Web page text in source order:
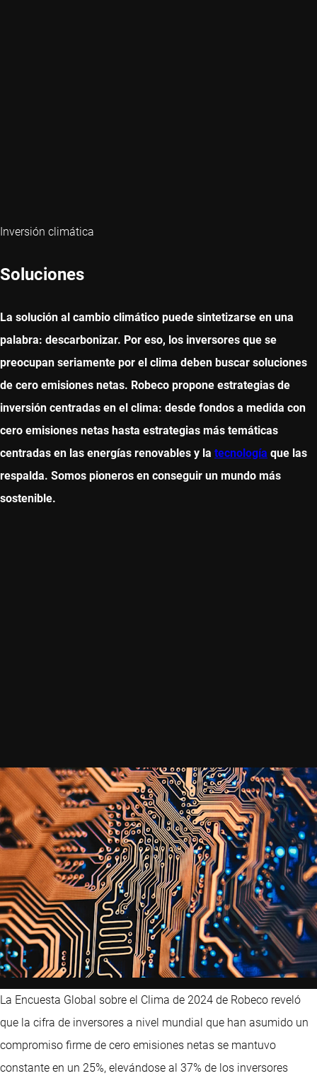
Inversión climática
Soluciones
La solución al cambio climático puede sintetizarse en una
palabra: descarbonizar. Por eso, los inversores que se
preocupan seriamente por el clima deben buscar soluciones
de cero emisiones netas. Robeco propone estrategias de
inversión centradas en el clima: desde fondos a medida con
cero emisiones netas hasta estrategias más temáticas
centradas en las energías renovables y la tecnología que las
respalda. Somos pioneros en conseguir un mundo más
sostenible.
La Encuesta Global sobre el Clima de 2024 de Robeco reveló
que la cifra de inversores a nivel mundial que han asumido un
compromiso firme de cero emisiones netas se mantuvo
constante en un 25%, elevándose al 37% de los inversores